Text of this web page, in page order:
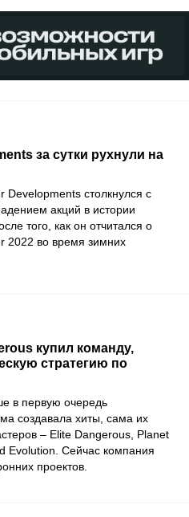
за сутки рухнули на
Developments столкнулся с
акций в истории
того, как он отчитался о
2022 во время зимних
купил команду,
стратегию по
в первую очередь
создавала хиты, сама их
– Elite Dangerous Planet
Evolution . Сейчас компания
проектов.